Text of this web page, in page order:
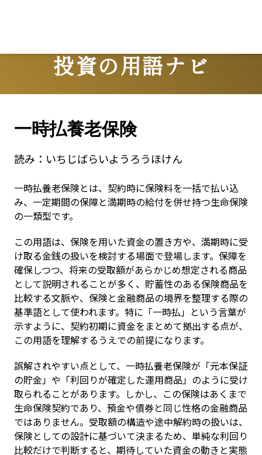
投資の用語ナビ
Terms
一時払養老保険
読み： いちじばらいようろうほけん
一時払養老保険とは、契約時に保険料を一括で払い込
み、一定期間の保障と満期時の給付を併せ持つ生命保険
の一類型です。
この用語は、保険を用いた資金の置き方や、満期時に受
け取る金銭の扱いを検討する場面で登場します。保障を
確保しつつ、将来の受取額があらかじめ想定される商品
として説明されることが多く、貯蓄性のある保険商品を
比較する文脈や、保険と金融商品の境界を整理する際の
基準語として使われます。特に「一時払」という言葉が
示すように、契約初期に資金をまとめて拠出する点が、
この用語を理解するうえでの前提になります。
誤解されやすい点として、一時払養老保険が「元本保証
の貯金」や「利回りが確定した運用商品」のように受け
取られることがあります。しかし、この保険はあくまで
生命保険契約であり、預金や債券と同じ性格の金融商品
ではありません。受取額の構造や途中解約時の扱いは、
保険としての設計に基づいて決まるため、単純な利回り
比較だけで判断すると、期待していた資金の動きと実態